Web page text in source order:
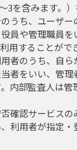
3を含みます。）
うち、ユーザ
員や管理職員
用することがで
者のうち、自
者をいい、管理
内部監査人は管
確認サービスの
利用者が指定・